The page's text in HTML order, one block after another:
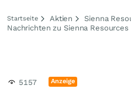
Startseite Aktien
Sienna
Nachrichten zu Sienna Resources
5157 Anzeige